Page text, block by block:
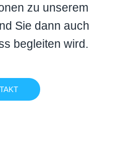
zu unserem
Sie dann auch
begleiten wird.